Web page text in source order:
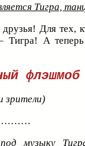
Тигра,
друзья! Для тех,
А теперь
флэшмоб
зрители)
под музыку